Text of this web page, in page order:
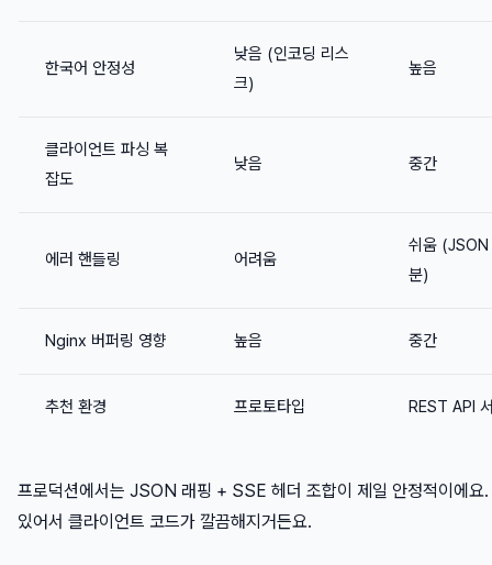
한국어 안정성
낮음 (인코딩 리스
크)
높음
클라이언트 파싱 복
잡도
낮음 중간
에러 핸들링 어려움
쉬움 (JSON
분)
Nginx 버퍼링 영향 높음 중간
추천 환경 프로토타입 REST API
프로덕션에서는 JSON 래핑 + SSE 헤더 조합이 제일 안정적이에
있어서 클라이언트 코드가 깔끔해지거든요.